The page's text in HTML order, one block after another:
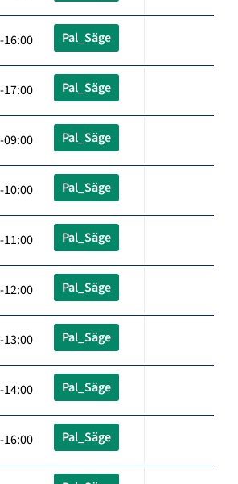
Pal_Säge
Pal_Säge
Pal_Säge
Pal_Säge
Pal_Säge
Pal_Säge
Pal_Säge
Pal_Säge
Pal_Säge